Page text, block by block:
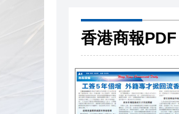
香港商報PDF